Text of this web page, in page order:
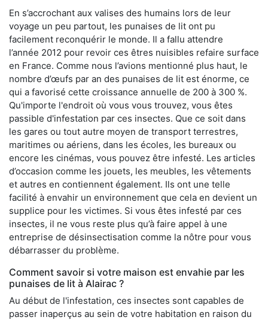
En s’accrochant aux valises des humains lors de leur
voyage un peu partout, les punaises de lit ont pu
facilement reconquérir le monde. Il a fallu attendre
l’année 2012 pour revoir ces êtres nuisibles refaire surface
en France. Comme nous l’avions mentionné plus haut, le
nombre d’œufs par an des punaises de lit est énorme, ce
qui a favorisé cette croissance annuelle de 200 à 300 %.
Qu'importe l'endroit où vous vous trouvez, vous êtes
passible d'infestation par ces insectes. Que ce soit dans
les gares ou tout autre moyen de transport terrestres,
maritimes ou aériens, dans les écoles, les bureaux ou
encore les cinémas, vous pouvez être infesté. Les articles
d’occasion comme les jouets, les meubles, les vêtements
et autres en contiennent également. Ils ont une telle
facilité à envahir un environnement que cela en devient un
supplice pour les victimes. Si vous êtes infesté par ces
insectes, il ne vous reste plus qu’à faire appel à une
entreprise de désinsectisation comme la nôtre pour vous
débarrasser du problème.
Comment savoir si votre maison est envahie par les
punaises de lit à Alairac ?
Au début de l'infestation, ces insectes sont capables de
passer inaperçus au sein de votre habitation en raison du